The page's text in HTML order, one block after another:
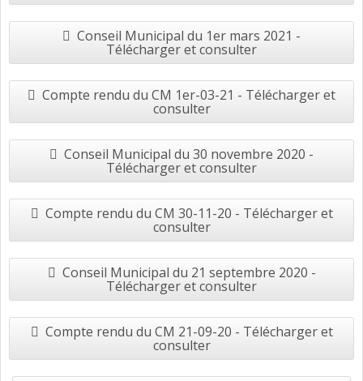
Conseil Municipal du 1er mars 2021 -
Télécharger et consulter
Compte rendu du CM 1er-03-21 - Télécharger et
consulter
Conseil Municipal du 30 novembre 2020 -
Télécharger et consulter
Compte rendu du CM 30-11-20 - Télécharger et
consulter
Conseil Municipal du 21 septembre 2020 -
Télécharger et consulter
Compte rendu du CM 21-09-20 - Télécharger et
consulter